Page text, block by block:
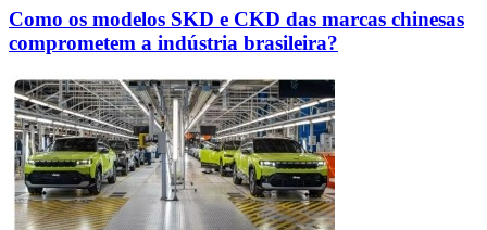
Como os modelos SKD e CKD das marcas chinesas
comprometem a indústria brasileira?